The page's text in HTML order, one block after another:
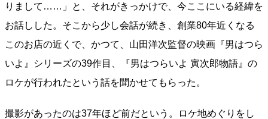
りまして……」と、それがきっかけで、今ここにいる経緯を
お話しした。そこから少し会話が続き、創業80年近くなる
このお店の近くで、かつて、山田洋次監督の映画『男はつら
いよ』シリーズの39作目、『男はつらいよ 寅次郎物語』の
ロケが行われたという話を聞かせてもらった。
撮影があったのは37年ほど前だという。ロケ地めぐりをし